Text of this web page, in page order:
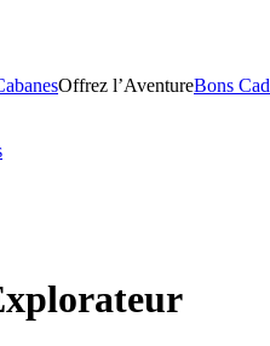
Offrez l’AventureBons